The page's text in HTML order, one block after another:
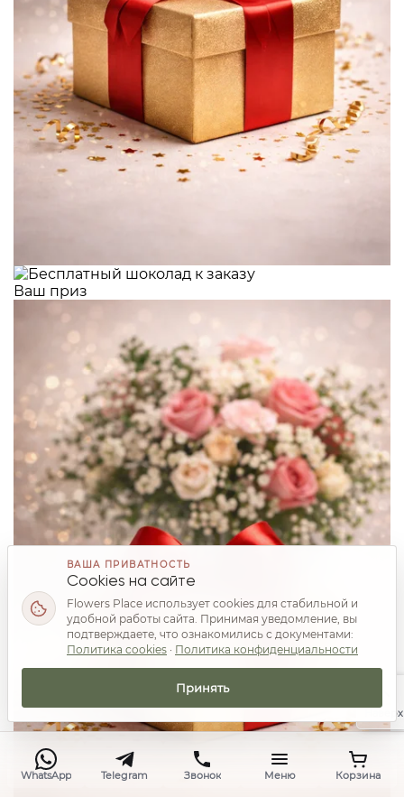
Ваш приз
WhatsApp Telegram Звонок Меню Корзина
Наверх
ВАША ПРИВАТНОСТЬ
Cookies на сайте
Flowers Place использует cookies для стабильной и
удобной работы сайта. Принимая уведомление, вы
подтверждаете, что ознакомились с документами:
Политика cookies · Политика конфиденциальности
Принять